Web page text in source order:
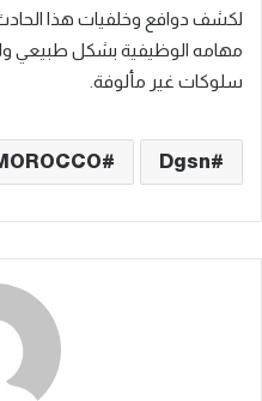
لكشف دوافع وخلفيات هذا
مهامه الوظيفية بشكل طبيعي
سلوكات غير مألوفة.
Dgsn